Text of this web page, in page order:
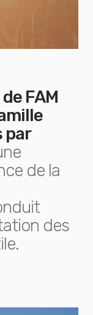
FAM
par
de la
des